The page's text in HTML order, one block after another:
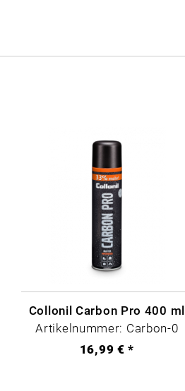
Collonil Carbon Pro 400 ml
Artikelnummer: Carbon-0
16,99 € *